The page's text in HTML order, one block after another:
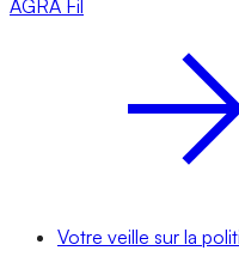
AGRA Fil
Votre veille sur la